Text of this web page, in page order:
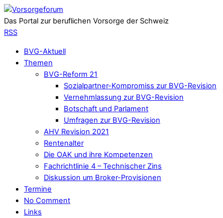
Das Portal zur beruflichen Vorsorge der Schweiz
RSS
BVG-Aktuell
Themen
BVG-Reform 21
Sozialpartner-Kompromiss zur BVG-Revision
Vernehmlassung zur BVG-Revision
Botschaft und Parlament
Umfragen zur BVG-Revision
AHV Revision 2021
Rentenalter
Die OAK und ihre Kompetenzen
Fachrichtlinie 4 – Technischer Zins
Diskussion um Broker-Provisionen
Termine
No Comment
Links